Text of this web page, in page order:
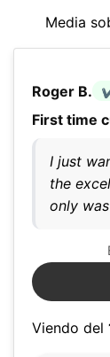
Media
Roger B.
First time
I just
the
only
Viendo del